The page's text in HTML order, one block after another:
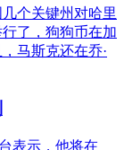
个关键州对哈里
了，狗狗币在加
马斯克还在乔·
表示，他将在